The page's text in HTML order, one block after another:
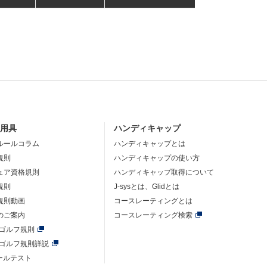
具
ールコラム
則
ア資格規則
則
則動画
ご案内
ルフ規則
ルフ規則詳説
ルテスト
ハンディキャップ
ハンディキャップとは
ハンディキャップの使い方
ハンディキャップ取得について
J-sysとは、Glidとは
コースレーティングとは
コースレーティング検索